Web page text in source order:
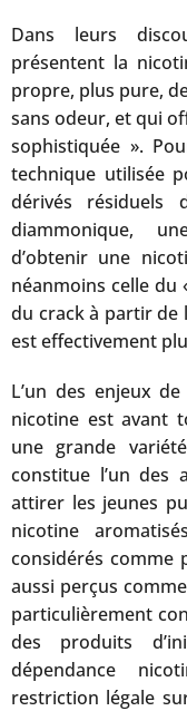
Dans leurs
présentent la
propre, plus pure,
sans odeur, et qui
sophistiquée ».
technique utilisée
dérivés résiduels
diammonique,
d’obtenir une
néanmoins celle du
du crack à partir de
est effectivement
L’un des enjeux
nicotine est avant
une grande
constitue l’un des
attirer les jeunes
nicotine
considérés comme
aussi perçus
particulièrement
des produits
dépendance
restriction légale